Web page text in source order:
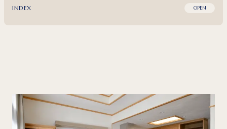
INDEX OPEN